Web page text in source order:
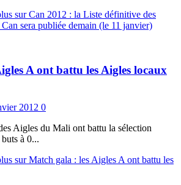
sur Can 2012 : la Liste définitive des
sera publiée demain (le 11 janvier)
A ont battu les Aigles locaux
2012 0
Aigles du Mali ont battu la sélection
à 0...
sur Match gala : les Aigles A ont battu les